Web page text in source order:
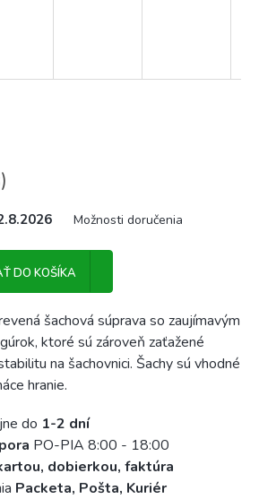
Možnosti doručenia
DO KOŠÍKA
šachová súprava so zaujímavým
ktoré sú zároveň zaťažené
na šachovnici. Šachy sú vhodné
hranie.
do 1-2 dní
PO-PIA 8:00 - 18:00
dobierkou, faktúra
Packeta, Pošta, Kuriér